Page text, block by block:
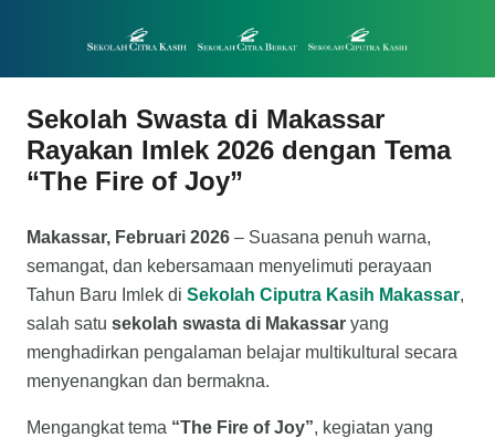
Sekolah Swasta di Makassar
Rayakan Imlek 2026 dengan Tema
“The Fire of Joy”
Makassar, Februari 2026 – Suasana penuh warna,
semangat, dan kebersamaan menyelimuti perayaan
Tahun Baru Imlek di Sekolah Ciputra Kasih Makassar,
salah satu sekolah swasta di Makassar yang
menghadirkan pengalaman belajar multikultural secara
menyenangkan dan bermakna.
Mengangkat tema “The Fire of Joy”, kegiatan yang